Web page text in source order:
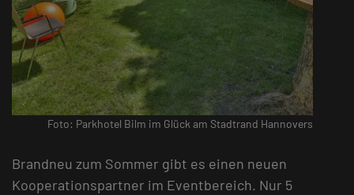
Foto: Parkhotel Bilm im Glück am Stadtrand Hannovers
Brandneu zum Sommer gibt es einen neuen
Kooperationspartner im Eventbereich. Nur 5